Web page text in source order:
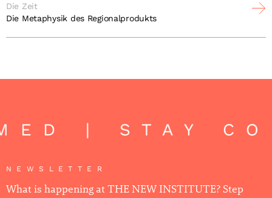
Die Zeit
Die Metaphysik des Regionalprodukts
| STAY
NEWSLETTER
What is happening at THE NEW INSTITUTE? Step